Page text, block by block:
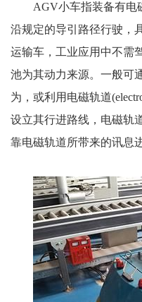
AGV小车指装备有电
沿规定的导引路径行驶，
运输车，工业应用中不需
池为其动力来源。一般可
为，或利用电磁轨道
设立其行进路线，电磁轨
靠电磁轨道所带来的讯息